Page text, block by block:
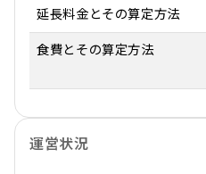
延長料金とその算定方法
食費とその算定方法
運営状況